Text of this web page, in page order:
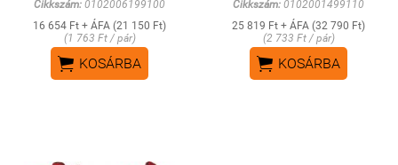
Cikkszám: 0102006199100
16 654 Ft + ÁFA (21 150 Ft)
(1 763 Ft / pár)
 KOSÁRBA
Cikkszám: 0102001499110
25 819 Ft + ÁFA (32 790 Ft)
(2 733 Ft / pár)
 KOSÁRBA